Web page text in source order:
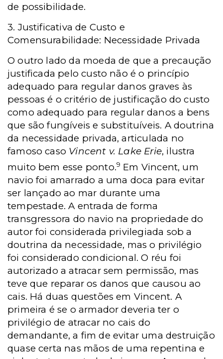
de possibilidade.
3. Justificativa de Custo e
Comensurabilidade: Necessidade Privada
O outro lado da moeda de que a precaução
justificada pelo custo não é o princípio
adequado para regular danos graves às
pessoas é o critério de justificação do custo
como adequado para regular danos a bens
que são fungíveis e substituíveis. A doutrina
da necessidade privada, articulada no
famoso caso Vincent v. Lake Erie, ilustra
muito bem esse ponto.9 Em Vincent, um
navio foi amarrado a uma doca para evitar
ser lançado ao mar durante uma
tempestade. A entrada de forma
transgressora do navio na propriedade do
autor foi considerada privilegiada sob a
doutrina da necessidade, mas o privilégio
foi considerado condicional. O réu foi
autorizado a atracar sem permissão, mas
teve que reparar os danos que causou ao
cais. Há duas questões em Vincent. A
primeira é se o armador deveria ter o
privilégio de atracar no cais do
demandante, a fim de evitar uma destruição
quase certa nas mãos de uma repentina e